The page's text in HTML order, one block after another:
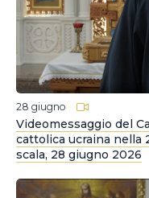
28 giugno
Videomessaggio del
cattolica ucraina nella
scala, 28 giugno 2026